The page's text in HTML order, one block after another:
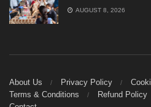
AUGUST 8, 2026
About Us Privacy Policy
Terms & Conditions
Refund Policy